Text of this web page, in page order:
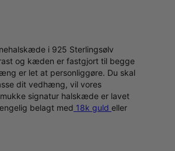
i 925 Sterlingsølv
og kæden er fastgjort til begge
er let at personliggøre. Du skal
dit vedhæng, vil vores
signatur halskæde er lavet
belagt med 18k guld eller